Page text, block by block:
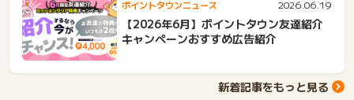
ポイントタウンニュース 2026.06.19
【2026年6月】ポイントタウン友達紹介
キャンペーンおすすめ広告紹介
新着記事をもっと見る